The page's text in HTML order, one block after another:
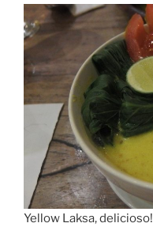
Yellow Laksa, delicioso!